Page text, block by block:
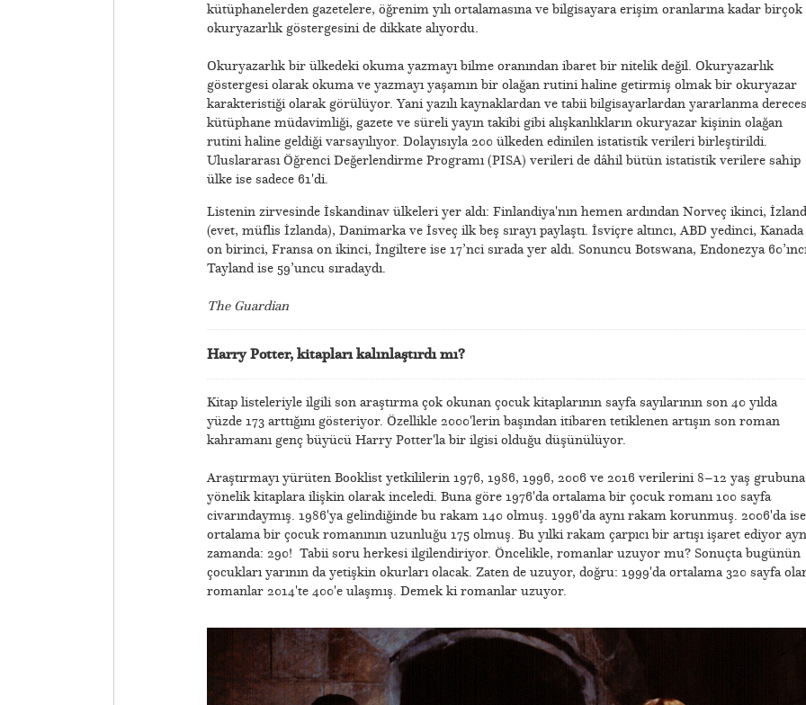
kütüphanelerden gazetelere, öğrenim yılı ortalamasına ve bilgisayara erişim oranlarına kadar birçok
okuryazarlık göstergesini de dikkate alıyordu.
Okuryazarlık bir ülkedeki okuma yazmayı bilme oranından ibaret bir nitelik değil. Okuryazarlık
göstergesi olarak okuma ve yazmayı yaşamın bir olağan rutini haline getirmiş olmak bir okuryazar
karakteristiği olarak görülüyor. Yani yazılı kaynaklardan ve tabii bilgisayarlardan yararlanma
kütüphane müdavimliği, gazete ve süreli yayın takibi gibi alışkanlıkların okuryazar kişinin olağan
rutini haline geldiği varsayılıyor. Dolayısıyla 200 ülkeden edinilen istatistik verileri birleştirildi.
Uluslararası Öğrenci Değerlendirme Programı (PISA) verileri de dâhil bütün istatistik verilere sahip
ülke ise sadece 61'di.
Listenin zirvesinde İskandinav ülkeleri yer aldı: Finlandiya'nın hemen ardından Norveç ikinci,
(evet, müflis İzlanda), Danimarka ve İsveç ilk beş sırayı paylaştı. İsviçre altıncı, ABD yedinci, Kanada
on birinci, Fransa on ikinci, İngiltere ise 17’nci sırada yer aldı. Sonuncu Botswana, Endonezya
Tayland ise 59’uncu sıradaydı.
The Guardian
Harry Potter, kitapları kalınlaştırdı mı?
Kitap listeleriyle ilgili son araştırma çok okunan çocuk kitaplarının sayfa sayılarının son 40 yılda
yüzde 173 arttığını gösteriyor. Özellikle 2000'lerin başından itibaren tetiklenen artışın son roman
kahramanı genç büyücü Harry Potter'la bir ilgisi olduğu düşünülüyor.
Araştırmayı yürüten Booklist yetkililerin 1976, 1986, 1996, 2006 ve 2016 verilerini 8–12 yaş grubuna
yönelik kitaplara ilişkin olarak inceledi. Buna göre 1976'da ortalama bir çocuk romanı 100 sayfa
civarındaymış. 1986'ya gelindiğinde bu rakam 140 olmuş. 1996'da aynı rakam korunmuş. 2006'da ise
ortalama bir çocuk romanının uzunluğu 175 olmuş. Bu yılki rakam çarpıcı bir artışı işaret ediyor
zamanda: 290! Tabii soru herkesi ilgilendiriyor. Öncelikle, romanlar uzuyor mu? Sonuçta bugünün
çocukları yarının da yetişkin okurları olacak. Zaten de uzuyor, doğru: 1999'da ortalama 320 sayfa
romanlar 2014'te 400'e ulaşmış. Demek ki romanlar uzuyor.